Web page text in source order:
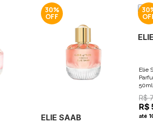
30%
ELIE SAAB
Elie
50ml
R$
R$
até